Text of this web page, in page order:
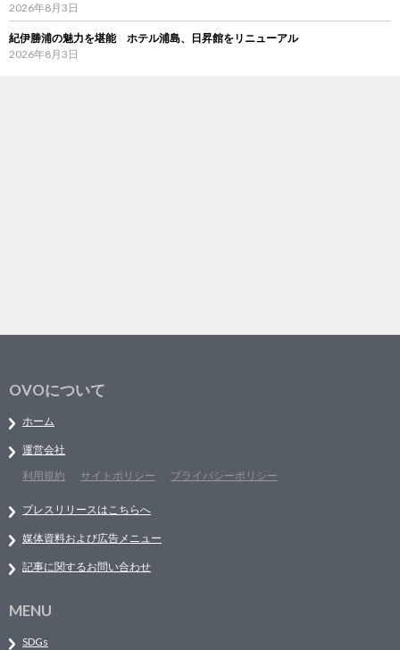
2026年8月3日
紀伊勝浦の魅力を堪能 ホテル浦島、日昇館をリニューアル
2026年8月3日
OVOについて
ホーム
運営会社
利用規約
サイトポリシー プライバシーポリシー
プレスリリースはこちらへ
媒体資料および広告メニュー
記事に関するお問い合わせ
MENU
SDGs